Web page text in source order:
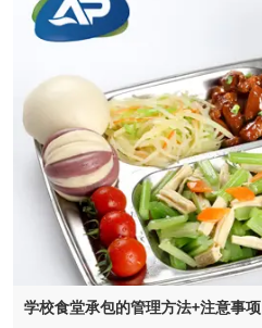
学校食堂承包的管理方法+注意事项